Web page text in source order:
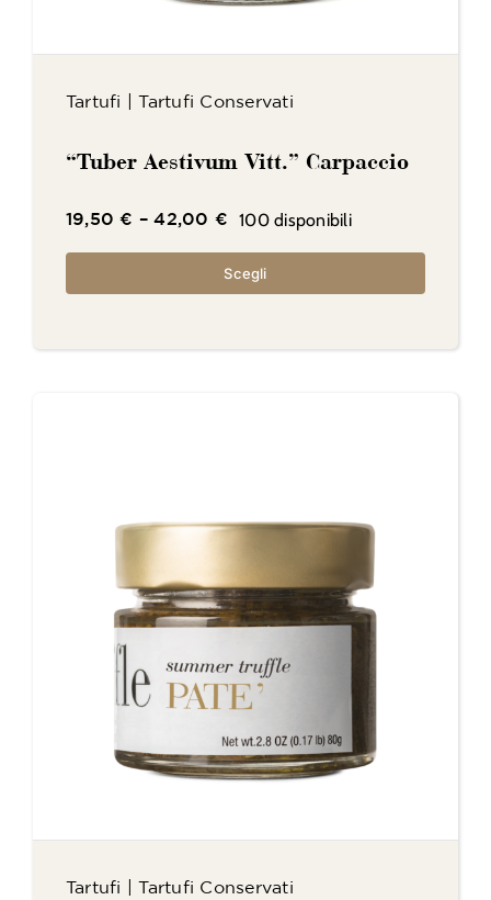
Tartufi |Tartufi Conservati
“Tuber Aestivum Vitt.” Carpaccio
19,50€ –42,00 € 100 disponibili
Scegli
Tartufi |Tartufi Conservati